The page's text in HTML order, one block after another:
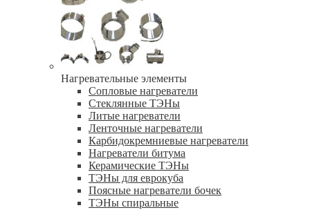
Нагревательные элементы
Сопловые нагреватели
Стеклянные ТЭНы
Литые нагреватели
Ленточные нагреватели
Карбидокремниевые нагреватели
Нагреватели битума
Керамические ТЭНы
ТЭНы для еврокуба
Поясные нагреватели бочек
ТЭНы спиральные